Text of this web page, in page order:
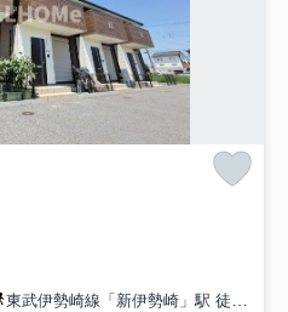
東武伊勢崎線「新伊勢崎」駅 徒歩55分